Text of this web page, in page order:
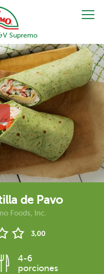
Supremo
de Pavo
Foods, Inc.
3,00
4-6
porciones